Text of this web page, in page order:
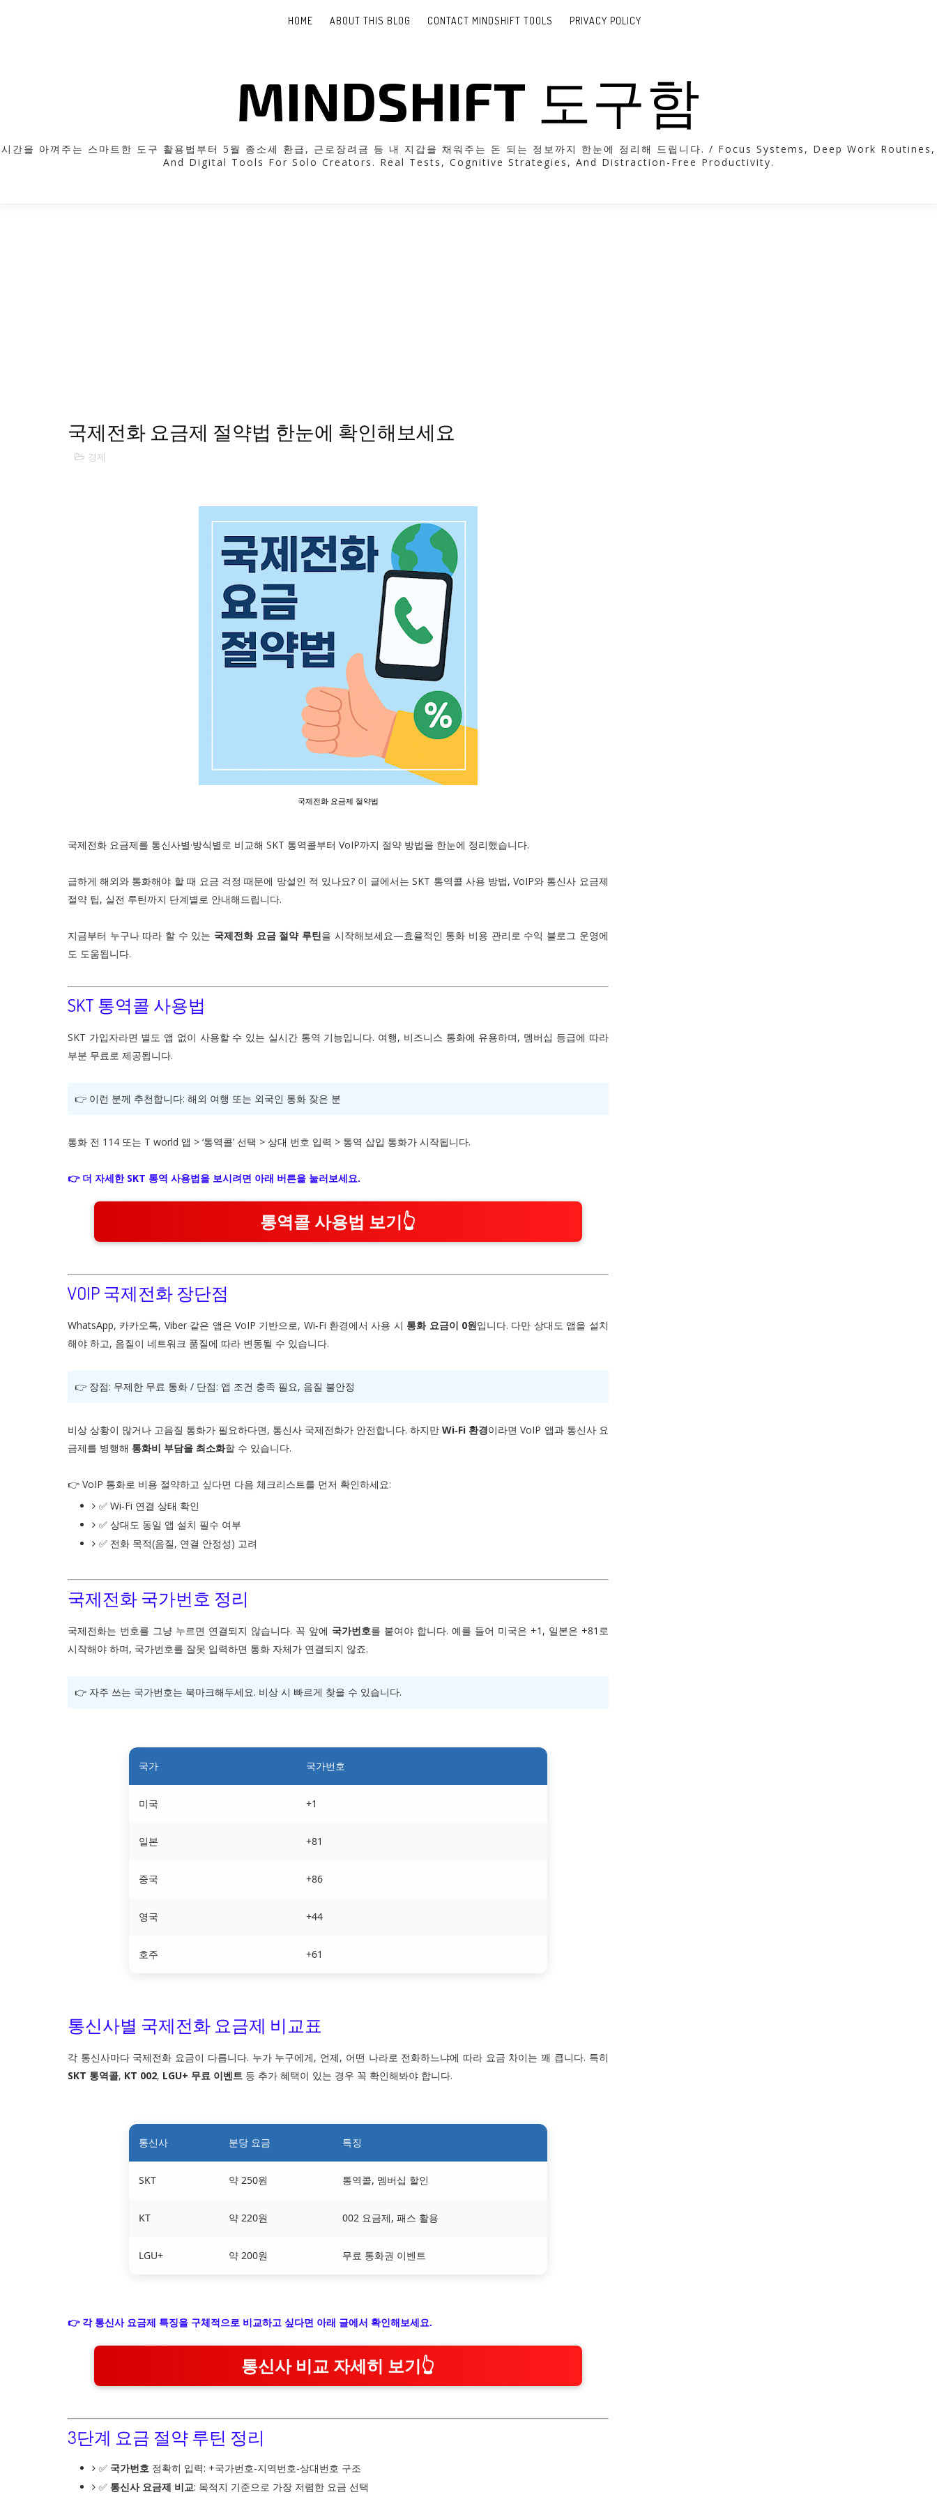
HOME ABOUT THIS BLOG CONTACT MINDSHIFT TOOLS PRIVACY POLICY
MINDSHIFT 도구함
시간을 아껴주는 스마트한 도구 활용법부터 5월 종소세 환급, 근로장려금 등 내 지갑을 채워주는 돈 되는 정보까지 한눈에 정리해 드립니다. / Focus Systems, Deep Work Routines,
And Digital Tools For Solo Creators. Real Tests, Cognitive Strategies, And Distraction-Free Productivity.
국제전화 요금제 절약법 한눈에 확인해보세요
경제
국제전화 요금제 절약법
국제전화 요금제를 통신사별·방식별로 비교해 SKT 통역콜부터 VoIP까지 절약 방법을 한눈에 정리했습니다.
급하게 해외와 통화해야 할 때 요금 걱정 때문에 망설인 적 있나요? 이 글에서는 SKT 통역콜 사용 방법, VoIP와 통신사 요금제
절약 팁, 실전 루틴까지 단계별로 안내해드립니다.
지금부터 누구나 따라 할 수 있는 국제전화 요금 절약 루틴을 시작해보세요—효율적인 통화 비용 관리로 수익 블로그 운영에
도 도움됩니다.
SKT 통역콜 사용법
SKT 가입자라면 별도 앱 없이 사용할 수 있는 실시간 통역 기능입니다. 여행, 비즈니스 통화에 유용하며, 멤버십 등급에 따라
부분 무료로 제공됩니다.
👉 이런 분께 추천합니다: 해외 여행 또는 외국인 통화 잦은 분
통화 전 114 또는 T world 앱 > ‘통역콜’ 선택 > 상대 번호 입력 > 통역 삽입 통화가 시작됩니다.
👉 더 자세한 SKT 통역 사용법을 보시려면 아래 버튼을 눌러보세요.
통역콜 사용법 보기👆
VOIP 국제전화 장단점
WhatsApp, 카카오톡, Viber 같은 앱은 VoIP 기반으로, Wi‑Fi 환경에서 사용 시 통화 요금이 0원입니다. 다만 상대도 앱을 설치
해야 하고, 음질이 네트워크 품질에 따라 변동될 수 있습니다.
👉 장점: 무제한 무료 통화 / 단점: 앱 조건 충족 필요, 음질 불안정
비상 상황이 많거나 고음질 통화가 필요하다면, 통신사 국제전화가 안전합니다. 하지만Wi‑Fi 환경이라면 VoIP 앱과 통신사 요
금제를 병행해 통화비 부담을 최소화할 수 있습니다.
👉 VoIP 통화로 비용 절약하고 싶다면 다음 체크리스트를 먼저 확인하세요:
✅ Wi‑Fi 연결 상태 확인
✅ 상대도 동일 앱 설치 필수 여부
✅ 전화 목적(음질, 연결 안정성) 고려
국제전화 국가번호 정리
국제전화는 번호를 그냥 누르면 연결되지 않습니다. 꼭 앞에 국가번호를 붙여야 합니다. 예를 들어 미국은 +1, 일본은 +81로
시작해야 하며, 국가번호를 잘못 입력하면 통화 자체가 연결되지 않죠.
👉 자주 쓰는 국가번호는 북마크해두세요. 비상 시 빠르게 찾을 수 있습니다.
국가 국가번호
미국 +1
일본 +81
중국 +86
영국 +44
호주 +61
통신사별 국제전화 요금제 비교표
각 통신사마다 국제전화 요금이 다릅니다. 누가 누구에게, 언제, 어떤 나라로 전화하느냐에 따라 요금 차이는 꽤 큽니다. 특히
SKT 통역콜, KT 002, LGU+ 무료 이벤트 등 추가 혜택이 있는 경우 꼭 확인해봐야 합니다.
통신사 분당 요금 특징
SKT 약 250원 통역콜, 멤버십 할인
KT 약 220원 002 요금제, 패스 활용
LGU+ 약 200원 무료 통화권 이벤트
👉 각 통신사 요금제 특징을 구체적으로 비교하고 싶다면 아래 글에서 확인해보세요.
통신사 비교 자세히 보기👆
3단계 요금 절약 루틴 정리
✅ 국가번호 정확히 입력: +국가번호-지역번호-상대번호 구조
✅ 통신사 요금제 비교: 목적지 기준으로 가장 저렴한 요금 선택